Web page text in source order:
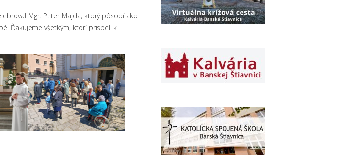
Mgr. Peter Majda, ktorý pôsobí ako
Ďakujeme všetkým, ktorí prispeli k